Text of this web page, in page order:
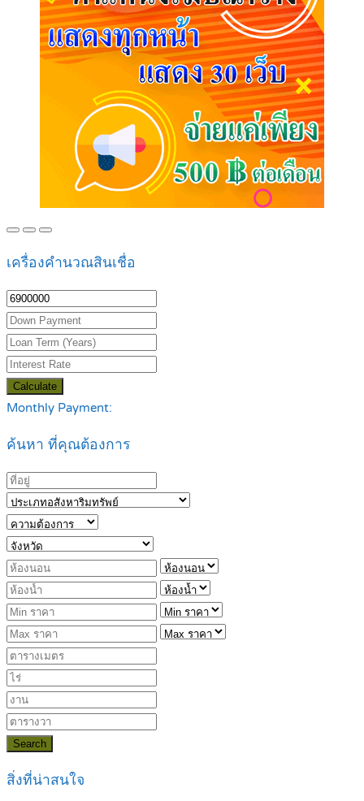
เครื่องคำนวณสินเชื่อ
Calculate
Monthly Payment:
ค้นหา ที่คุณต้องการ
Search
สิ่งที่น่าสนใจ